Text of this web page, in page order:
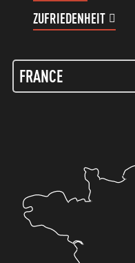
ZUFRIEDENHEIT